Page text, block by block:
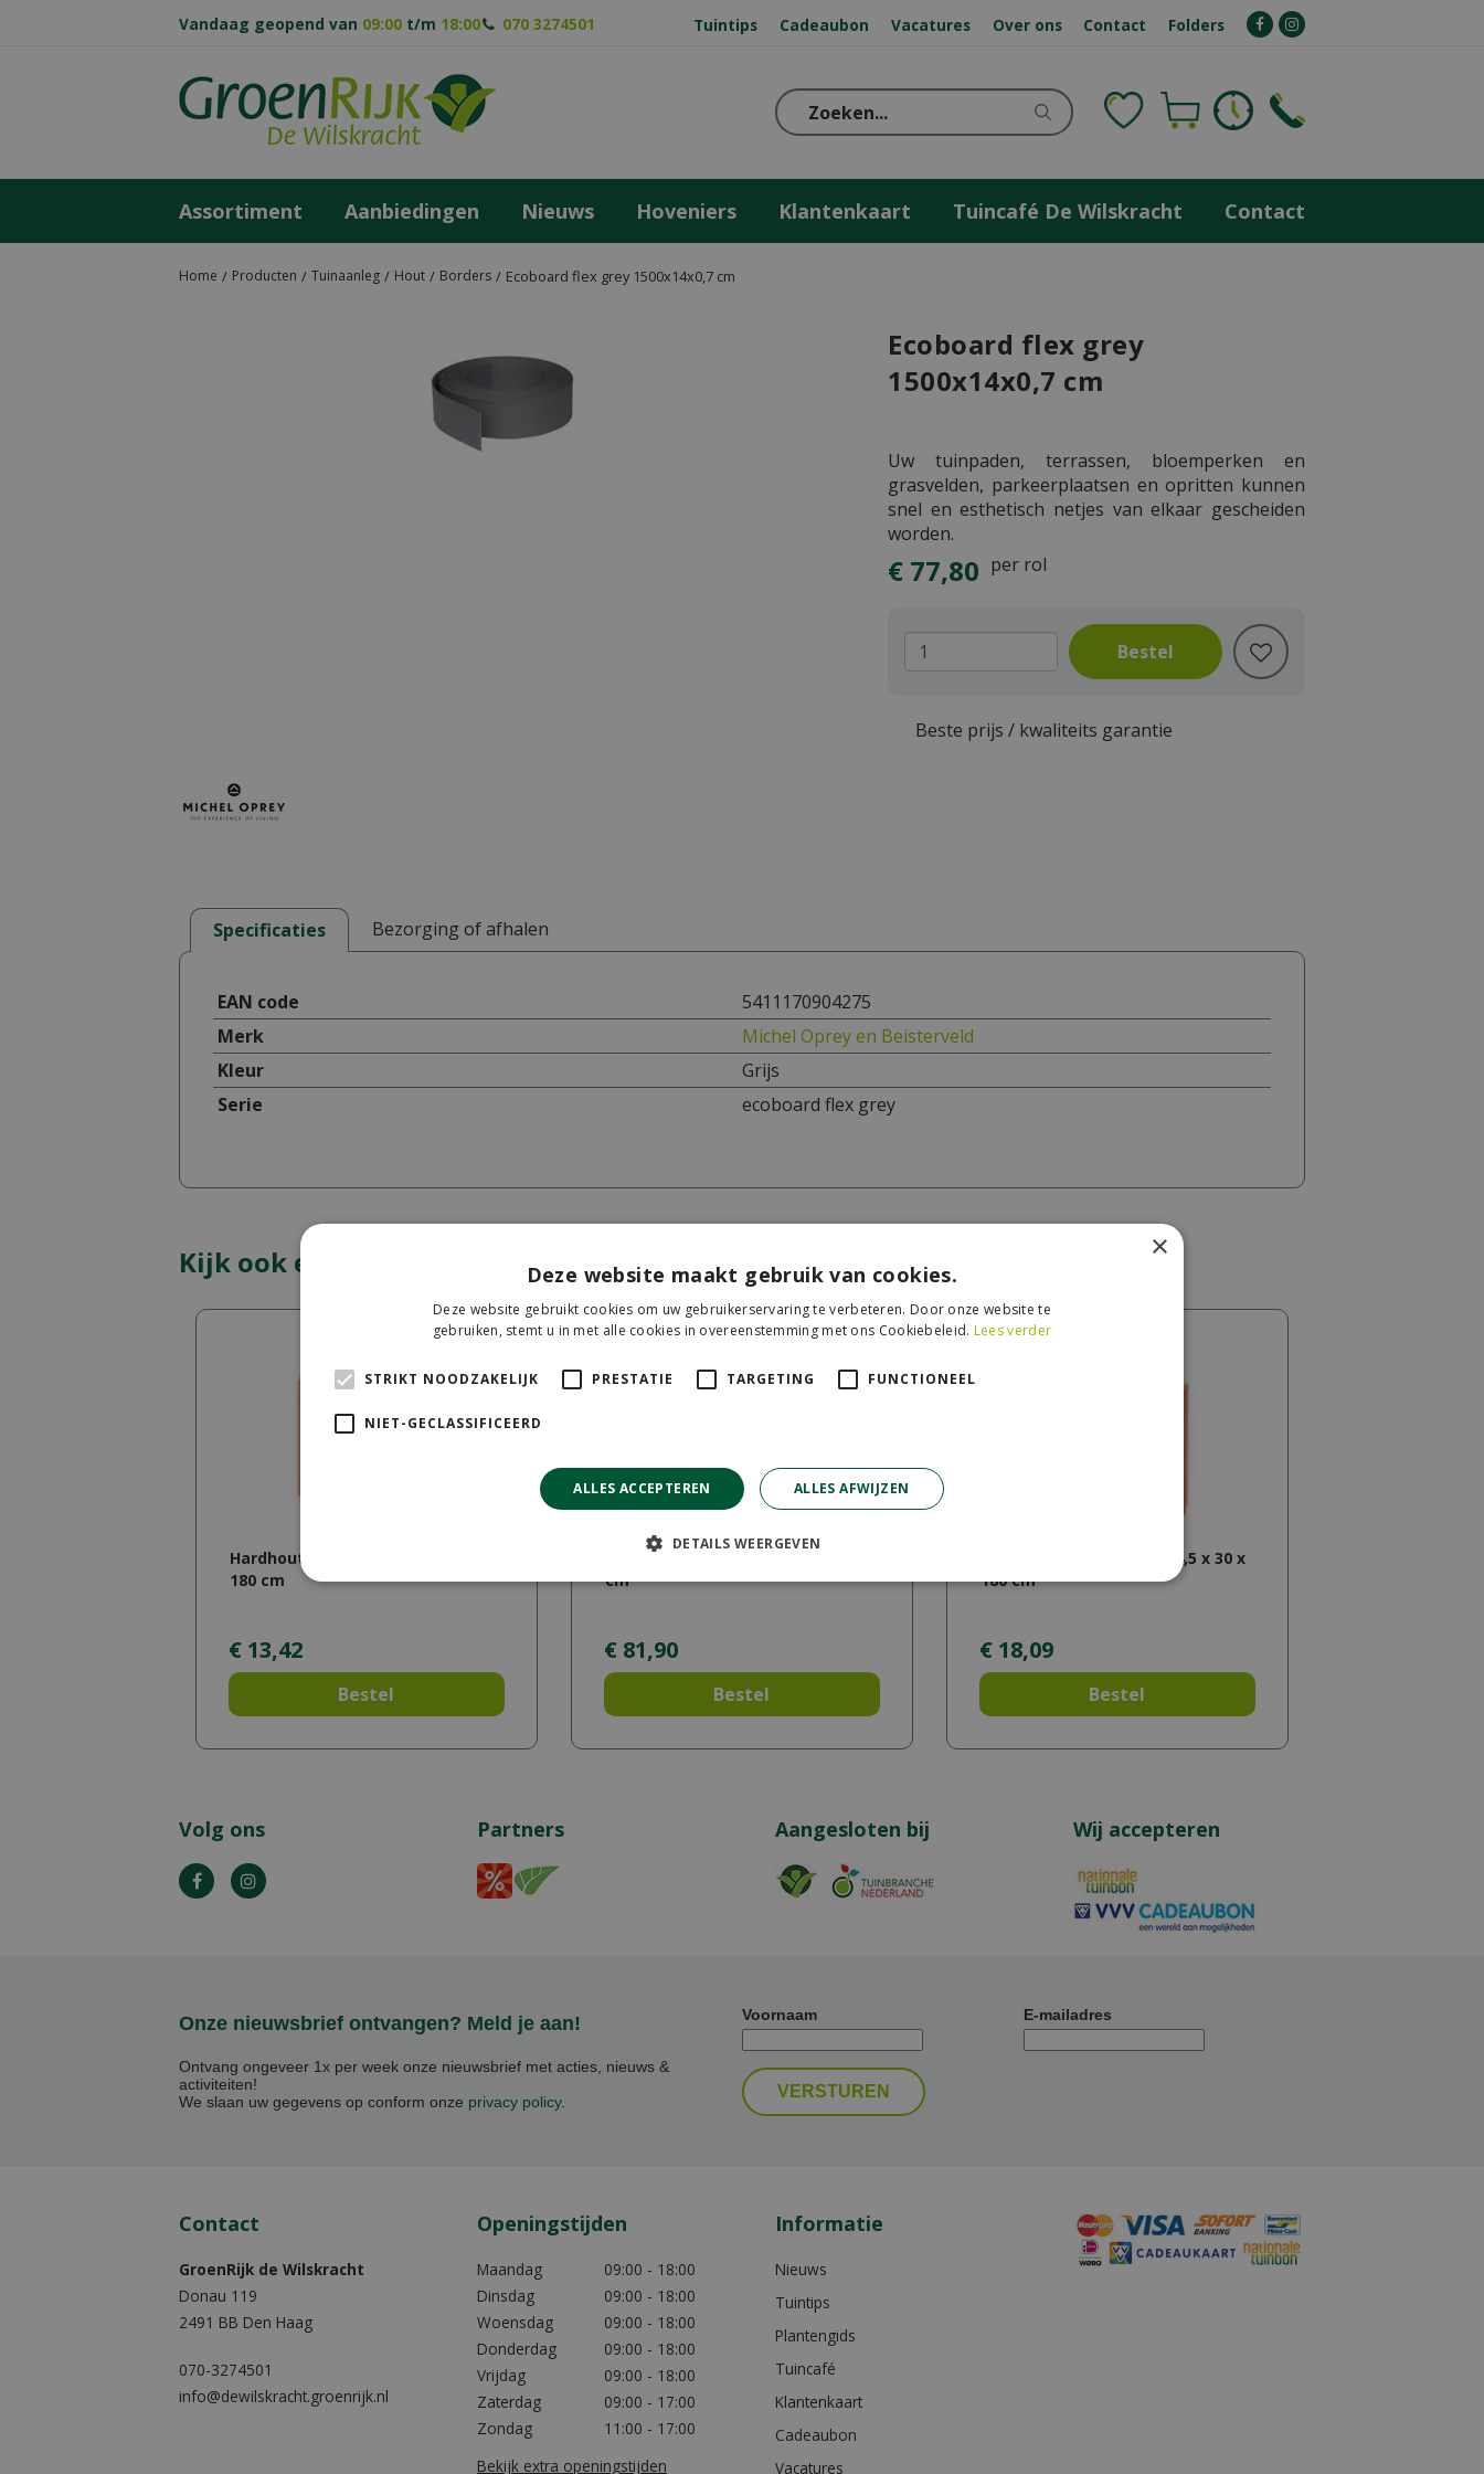
Home Producten Tuinaanleg Hout Borders Ecoboard flex grey 1500x14x0,7 cm
Vandaag geopend van 09:00 t/m 18:00 070 3274501 Tuintips Cadeaubon Vacatures Over ons Contact Folders
Assortiment Aanbiedingen Nieuws Hoveniers Klantenkaart Tuincafé De Wilskracht Contact
Ecoboard flex grey
1500x14x0,7 cm
Uw tuinpaden, terrassen, bloemperken en
grasvelden, parkeerplaatsen en opritten kunnen
snel en esthetisch netjes van elkaar gescheiden
worden.
€ 77,80 per rol
Beste prijs / kwaliteits garantie
Specificaties Bezorging of afhalen
EAN code
5411170904275
Merk
Michel Oprey en Beisterveld
Kleur
Grijs
Serie
ecoboard flex grey
Kijk ook eens naar:
Hardhouten rolborder Ø 4,5 x 20 x
180 cm
€ 13,42
Bestel
Ecoboard Flex Black 1500x14x0,7
cm
€ 81,90
Bestel
Hardhouten rolborder Ø 4,5 x 30 x
180 cm
€ 18,09
Bestel
Volg ons Partners Aangesloten bij Wij accepteren
Onze nieuwsbrief ontvangen? Meld je aan!
Ontvang ongeveer 1x per week onze nieuwsbrief met acties, nieuws &
activiteiten!
We slaan uw gegevens op conform onze privacy policy.
Voornaam E-mailadres
Contact
GroenRijk de Wilskracht
Donau 119
2491 BB Den Haag
070-3274501
info@dewilskracht.groenrijk.nl
Openingstijden
Maandag
09:00 - 18:00
Dinsdag
09:00 - 18:00
Woensdag
09:00 - 18:00
Donderdag
09:00 - 18:00
Vrijdag
09:00 - 18:00
Zaterdag
09:00 - 17:00
Zondag
11:00 - 17:00
Bekijk extra openingstijden
Informatie
Nieuws
Tuintips
Plantengids
Tuincafé
Klantenkaart
Cadeaubon
Vacatures
×
Deze website maakt gebruik van cookies.
Deze website gebruikt cookies om uw gebruikerservaring te verbeteren. Door onze website te
gebruiken, stemt u in met alle cookies in overeenstemming met ons Cookiebeleid. Lees verder
STRIKT NOODZAKELIJK PRESTATIE TARGETING FUNCTIONEEL
NIET-GECLASSIFICEERD
ALLES ACCEPTEREN ALLES AFWIJZEN
DETAILS WEERGEVEN